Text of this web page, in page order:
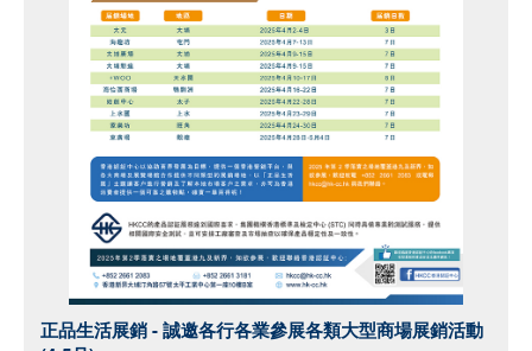
正品生活展銷 - 誠邀各行各業參展各類大型商場展銷活動